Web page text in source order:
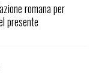
romana per
presente